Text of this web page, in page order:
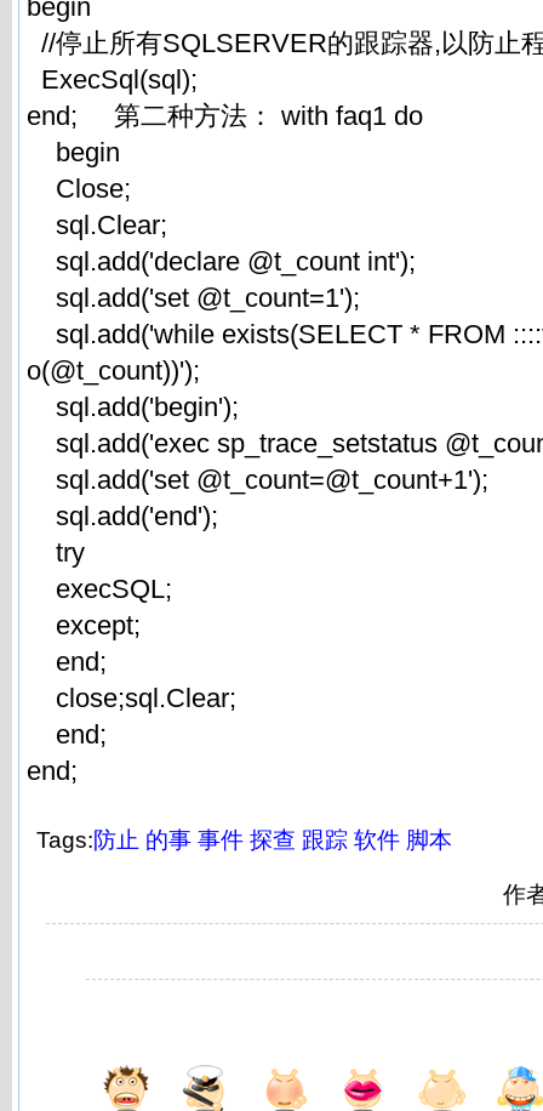
begin
//停止所有SQLSERVER的跟踪器,以防止
ExecSql(sql);
end; 第二种方法： with faq1 do
begin
Close;
sql.Clear;
sql.add('declare @t_count int');
sql.add('set @t_count=1');
sql.add('while exists(SELECT * FROM
o(@t_count))');
sql.add('begin');
sql.add('exec sp_trace_setstatus
sql.add('set @t_count=@t_count+1');
sql.add('end');
try
execSQL;
except;
end;
close;sql.Clear;
end;
end;
Tags:防止 的事 事件 探查 跟踪 软件 脚本
作